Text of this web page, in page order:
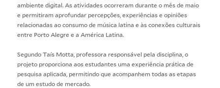
ambiente digital. As atividades ocorreram durante o mês de maio
e permitiram aprofundar percepções, experiências e opiniões
relacionadas ao consumo de música latina e às conexões culturais
entre Porto Alegre e a América Latina.
Segundo Taís Motta, professora responsável pela disciplina, o
projeto proporciona aos estudantes uma experiência prática de
pesquisa aplicada, permitindo que acompanhem todas as etapas
de um estudo de mercado.